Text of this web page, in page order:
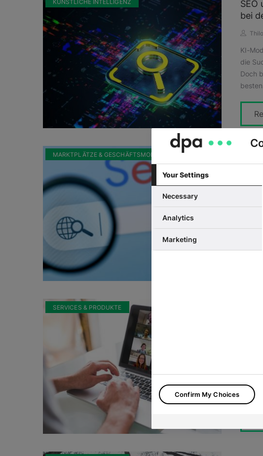
KÜNSTLICHE INTELLIGENZ
SEO
bei
KI-
die
Doch
MARKTPLÄTZE & GESCHÄFTSMODELLE
viele
oder
SERVICES & PRODUKTE
Mut
Your Settings
Necessary
Analytics
Marketing
Confirm My Choices